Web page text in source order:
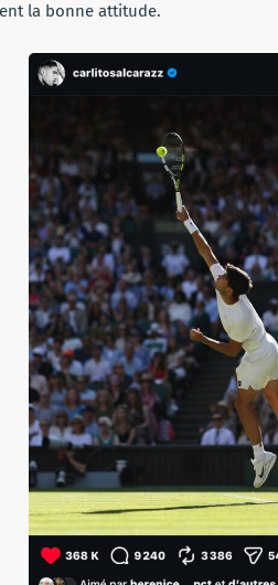
la bonne attitude.